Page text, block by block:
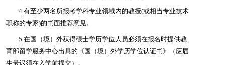
4.有至少两名所报考学科专业领域内的教授(或相当专业技术
职称的专家)的书面推荐意见。
5.在国（境）外获得硕士学历学位人员必须在报名时提供教
育部留学服务中心出具的《国（境）外学历学位认证书》（应届